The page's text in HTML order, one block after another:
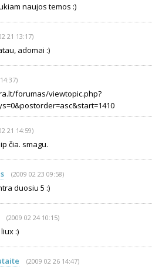
naujos temos :)
21 13:17)
adomai :)
forumas/viewtopic.php?
21 14:59)
čia. smagu.
(2009 02 23 09:58)
duosiu 5 :)
(2009 02 24 10:15)
:)
(2009 02 26 14:47)